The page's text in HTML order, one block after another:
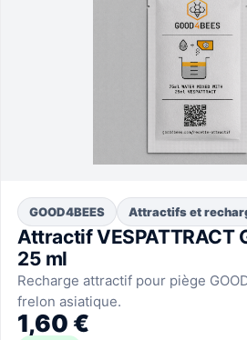
GOOD4BEES Attractifs et
Attractif VESPATTRACT
25 ml
Recharge attractif pour piège
frelon asiatique.
1,60 €